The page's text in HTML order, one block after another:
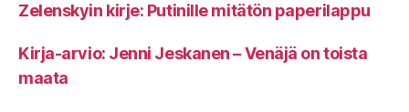
Zelenskyin kirje: Putinille mitätön paperilappu
Kirja-arvio: Jenni Jeskanen – Venäjä on toista
maata